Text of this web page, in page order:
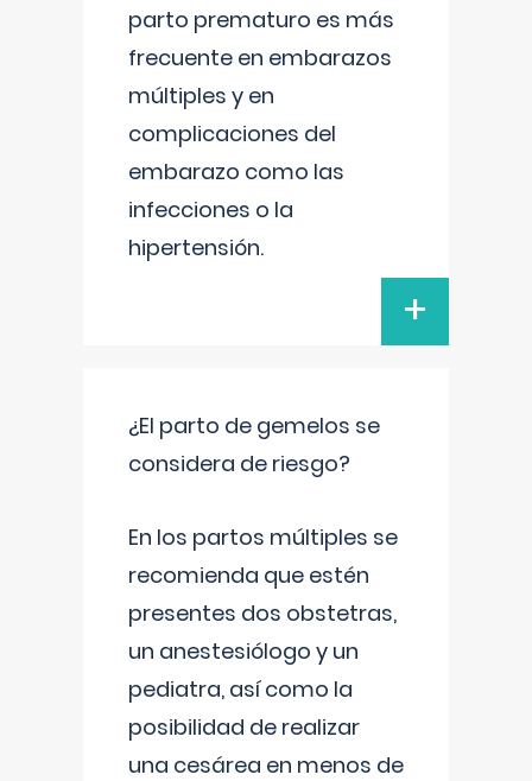
parto prematuro es más
frecuente en embarazos
múltiples y en
complicaciones del
embarazo como las
infecciones o la
hipertensión.
+
¿El parto de gemelos se
considera de riesgo?
En los partos múltiples se
recomienda que estén
presentes dos obstetras,
un anestesiólogo y un
pediatra, así como la
posibilidad de realizar
una cesárea en menos de